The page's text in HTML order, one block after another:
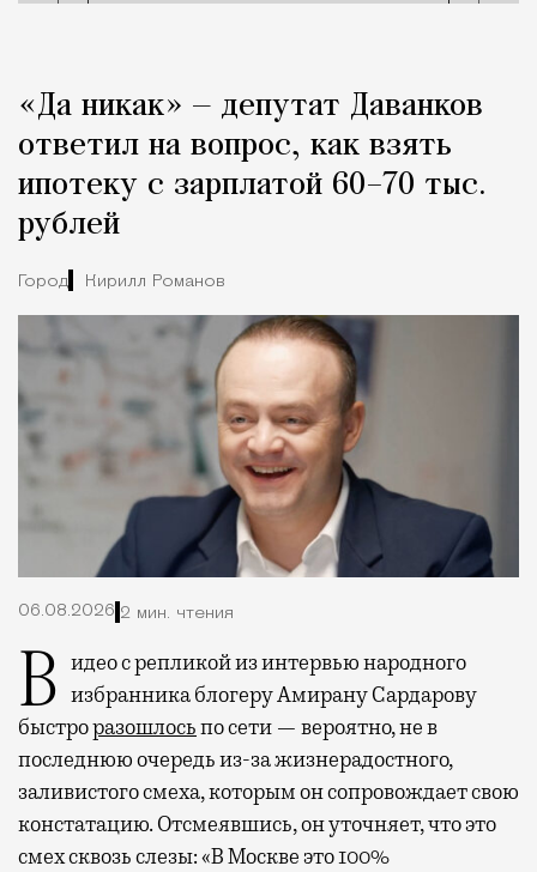
«Да никак» — депутат Даванков
ответил на вопрос, как взять
ипотеку с зарплатой 60–70 тыс.
рублей
Город Кирилл Романов
06.08.2026 2 мин. чтения
Видео с репликой из интервью народного избранника блогеру Амирану Сардарову
быстроразошлосьпо сети — вероятно, не в
последнюю очередь из-за жизнерадостного,
заливистого смеха, которым он сопровождает свою
констатацию. Отсмеявшись, он уточняет, что это
смех сквозь слезы: «В Москве это 100%